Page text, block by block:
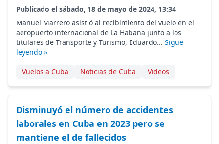
Publicado el sábado, 18 de mayo de 2024, 13:34
Manuel Marrero asistió al recibimiento del vuelo en el
aeropuerto internacional de La Habana junto a los
titulares de Transporte y Turismo, Eduardo... Sigue
leyendo »
Vuelos a Cuba Noticias de Cuba Videos
Disminuyó el número de accidentes
laborales en Cuba en 2023 pero se
mantiene el de fallecidos